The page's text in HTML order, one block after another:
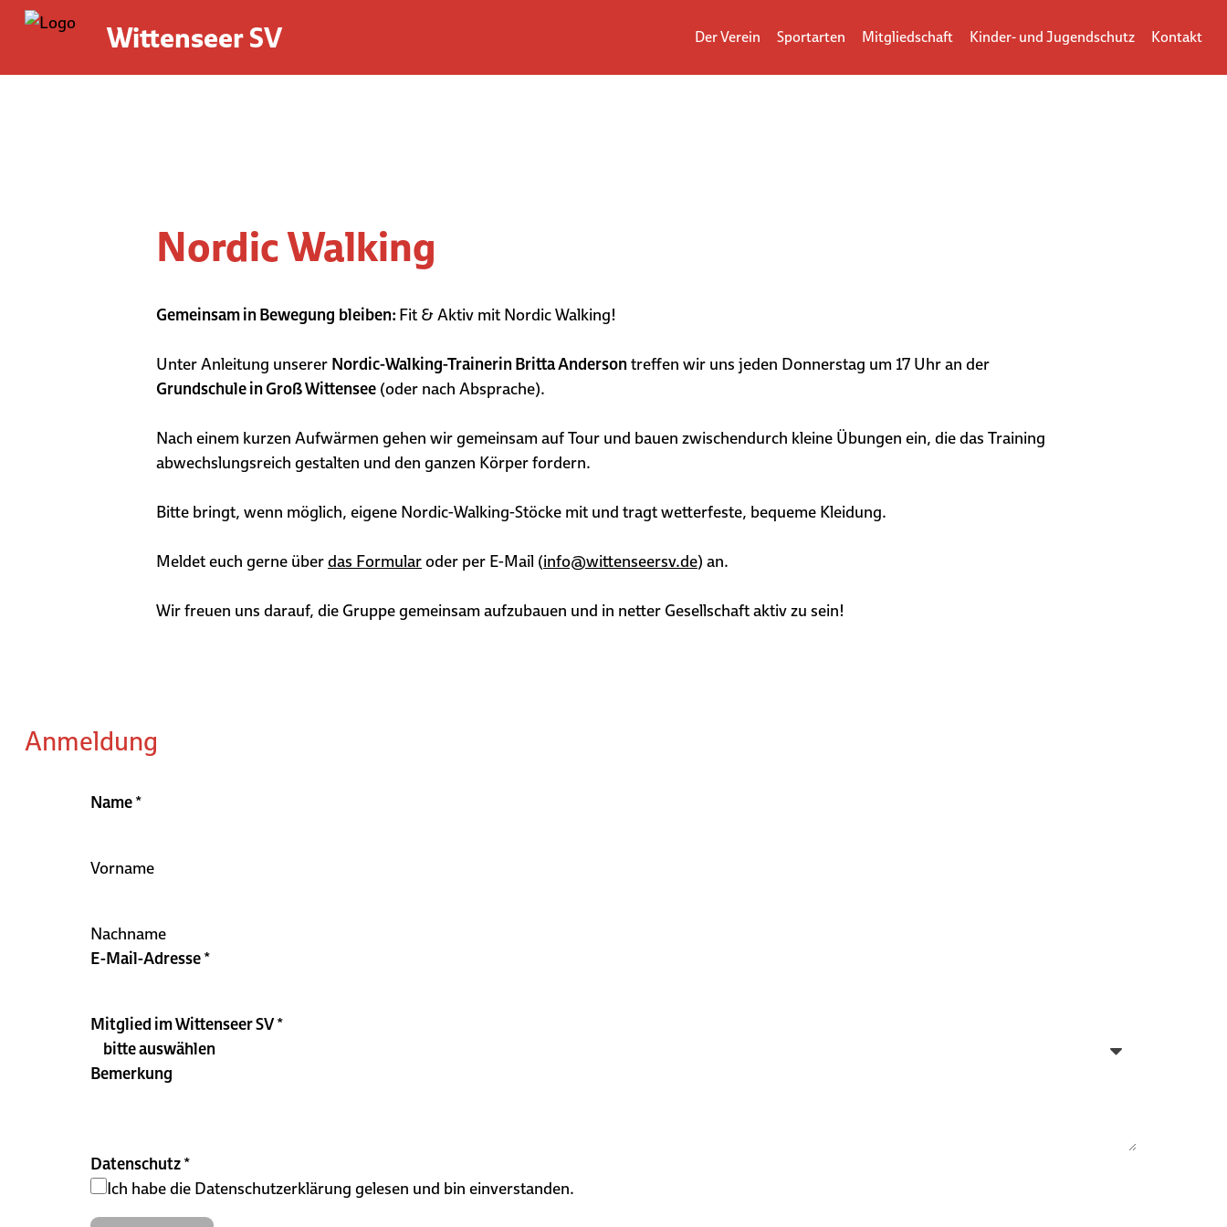
Wittenseer SV Der Verein Sportarten Mitgliedschaft Kinder- und Jugendschutz Kontakt
Nordic Walking
Gemeinsam in Bewegung bleiben: Fit & Aktiv mit Nordic Walking!
Unter Anleitung unserer Nordic-Walking-Trainerin Britta Andersontreffen wir uns jeden Donnerstag um 17 Uhr an der
Grundschule in Groß Wittensee (oder nach Absprache).
Nach einem kurzen Aufwärmen gehen wir gemeinsam auf Tour und bauen zwischendurch kleine Übungen ein, die das Training
abwechslungsreich gestalten und den ganzen Körper fordern.
Bitte bringt, wenn möglich, eigene Nordic-Walking-Stöcke mit und tragt wetterfeste, bequeme Kleidung.
Meldet euch gerne überdas Formularoder per E-Mail (info@wittenseersv.de) an.
Wir freuen uns darauf, die Gruppe gemeinsam aufzubauen und in netter Gesellschaft aktiv zu sein!
Anmeldung
Name*
Vorname
Nachname
E-Mail-Adresse*
Mitglied im Wittenseer SV*
Bemerkung
Datenschutz*
Ich habe die Datenschutzerklärung gelesen und bin einverstanden.